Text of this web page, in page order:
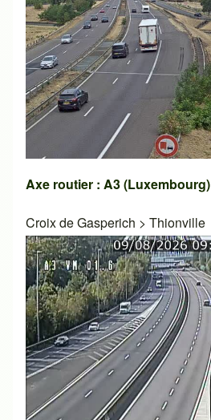
Axe routier : A3 (Luxembourg)
Croix de Gasperich > Thionville